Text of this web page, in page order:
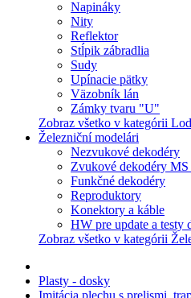
Napináky
Nity
Reflektor
Stĺpik zábradlia
Sudy
Upínacie pätky
Väzobník lán
Zámky tvaru "U"
Zobraz všetko v kategórii
Železniční modelári
Nezvukové dekodéry
Zvukové dekodéry
Funkčné dekodéry
Reproduktory
Konektory a káble
HW pre update a testy
Zobraz všetko v kategórii
Plasty - dosky
Imitácia plechu s prelismi,